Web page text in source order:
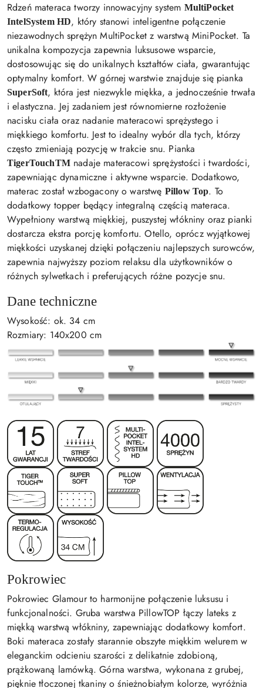
Rdzeń materaca tworzy innowacyjny system MultiPocket
IntelSystem HD, który stanowi inteligentne połączenie
niezawodnych sprężyn MultiPocket z warstwą MiniPocket. Ta
unikalna kompozycja zapewnia luksusowe wsparcie,
dostosowując się do unikalnych kształtów ciała, gwarantując
optymalny komfort. W górnej warstwie znajduje się pianka
SuperSoft, która jest niezwykle miękka, a jednocześnie trwała
i elastyczna. Jej zadaniem jest równomierne rozłożenie
nacisku ciała oraz nadanie materacowi sprężystego i
miękkiego komfortu. Jest to idealny wybór dla tych, którzy
często zmieniają pozycję w trakcie snu. Pianka
TigerTouchTMnadaje materacowi sprężystości i twardości,
zapewniając dynamiczne i aktywne wsparcie. Dodatkowo,
materac został wzbogacony o warstwę Pillow Top. To
dodatkowy topper będący integralną częścią materaca.
Wypełniony warstwą miękkiej, puszystej włókniny oraz pianki
dostarcza ekstra porcję komfortu. Otello, oprócz wyjątkowej
miękkości uzyskanej dzięki połączeniu najlepszych surowców,
zapewnia najwyższy poziom relaksu dla użytkowników o
różnych sylwetkach i preferujących różne pozycje snu.
Dane techniczne
Wysokość: ok. 34 cm
Rozmiary: 140x200 cm
Pokrowiec
Pokrowiec Glamour to harmonijne połączenie luksusu i
funkcjonalności. Gruba warstwa PillowTOP łączy lateks z
miękką warstwą włókniny, zapewniając dodatkowy komfort.
Boki materaca zostały starannie obszyte miękkim welurem w
eleganckim odcieniu szarości z delikatnie zdobioną,
prążkowaną lamówką. Górna warstwa, wykonana z grubej,
pięknie tłoczonej tkaniny o śnieżnobiałym kolorze, wyróżnia